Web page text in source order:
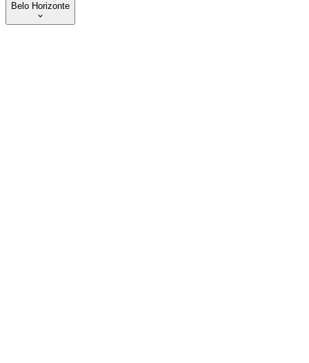
Belo Horizonte